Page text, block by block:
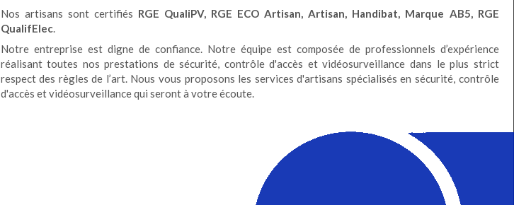
Nos artisans sont certifiés RGE QualiPV, RGE ECO Artisan, Artisan, Handibat, Marque AB5, RGE
QualifElec.
Notre entreprise est digne de confiance. Notre équipe est composée de professionnels d’expérience
réalisant toutes nos prestations de sécurité, contrôle d'accès et vidéosurveillance dans le plus strict
respect des règles de l’art. Nous vous proposons les services d'artisans spécialisés en sécurité, contrôle
d'accès et vidéosurveillance qui seront à votre écoute.